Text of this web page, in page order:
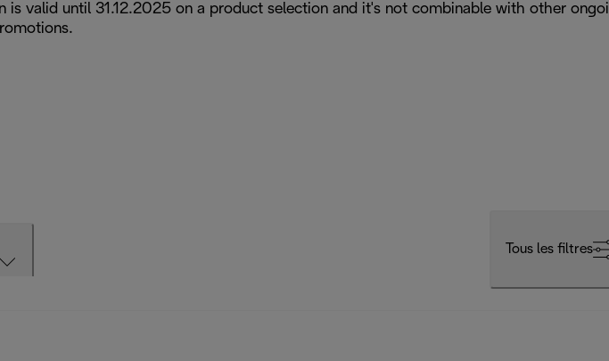
valid until 31.12.2025 on a product selection and it's not combinable with other
Tous les filtres